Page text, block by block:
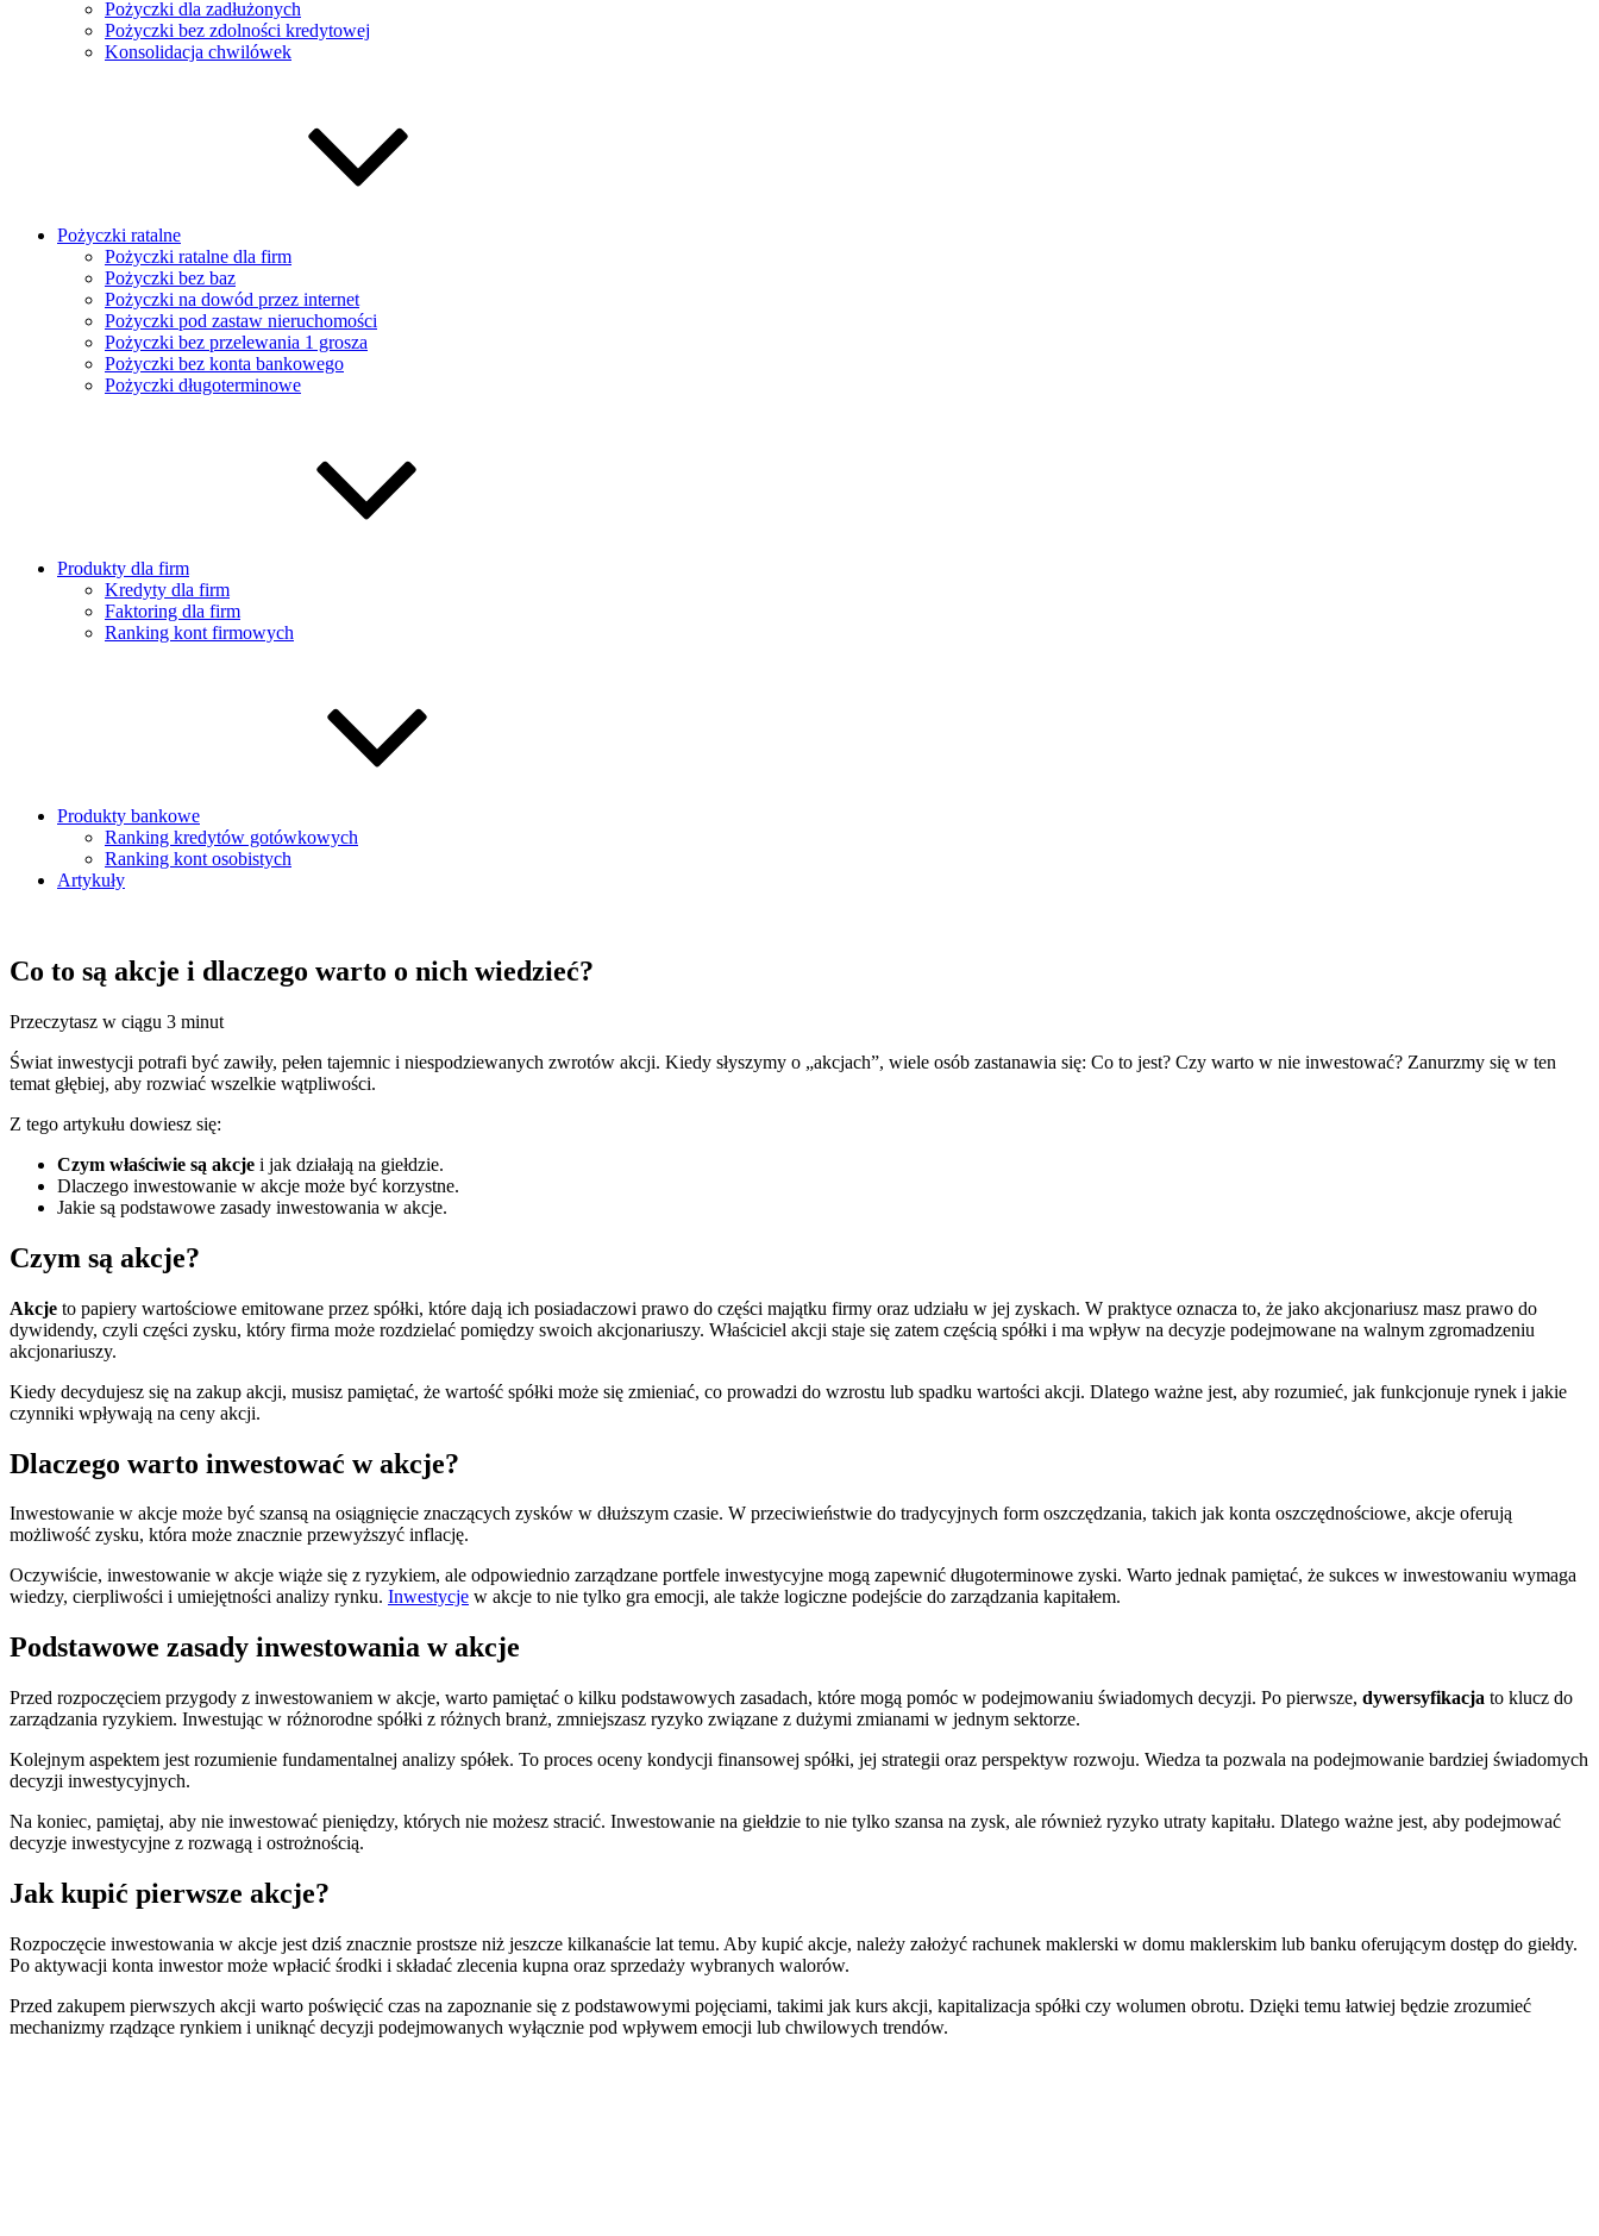
Pożyczki dla zadłużonych
Pożyczki bez zdolności kredytowej
Konsolidacja chwilówek
Pożyczki ratalne
Pożyczki ratalne dla firm
Pożyczki bez baz
Pożyczki na dowód przez internet
Pożyczki pod zastaw nieruchomości
Pożyczki bez przelewania 1 grosza
Pożyczki bez konta bankowego
Pożyczki długoterminowe
Produkty dla firm
Kredyty dla firm
Faktoring dla firm
Ranking kont firmowych
Produkty bankowe
Ranking kredytów gotówkowych
Ranking kont osobistych
Artykuły
Co to są akcje i dlaczego warto o nich wiedzieć?
Przeczytasz w ciągu 3 minut
Świat inwestycji potrafi być zawiły, pełen tajemnic i niespodziewanych zwrotów akcji. Kiedy słyszymy o „akcjach”, wiele osób zastanawia się: Co to jest? Czy warto w nie inwestować? Zanurzmy się w ten
temat głębiej, aby rozwiać wszelkie wątpliwości.
Z tego artykułu dowiesz się:
Czym właściwie są akcje i jak działają na giełdzie.
Dlaczego inwestowanie w akcje może być korzystne.
Jakie są podstawowe zasady inwestowania w akcje.
Czym są akcje?
Akcje to papiery wartościowe emitowane przez spółki, które dają ich posiadaczowi prawo do części majątku firmy oraz udziału w jej zyskach. W praktyce oznacza to, że jako akcjonariusz masz prawo do
dywidendy, czyli części zysku, który firma może rozdzielać pomiędzy swoich akcjonariuszy. Właściciel akcji staje się zatem częścią spółki i ma wpływ na decyzje podejmowane na walnym zgromadzeniu
akcjonariuszy.
Kiedy decydujesz się na zakup akcji, musisz pamiętać, że wartość spółki może się zmieniać, co prowadzi do wzrostu lub spadku wartości akcji. Dlatego ważne jest, aby rozumieć, jak funkcjonuje rynek i jakie
czynniki wpływają na ceny akcji.
Dlaczego warto inwestować w akcje?
Inwestowanie w akcje może być szansą na osiągnięcie znaczących zysków w dłuższym czasie. W przeciwieństwie do tradycyjnych form oszczędzania, takich jak konta oszczędnościowe, akcje oferują
możliwość zysku, która może znacznie przewyższyć inflację.
Oczywiście, inwestowanie w akcje wiąże się z ryzykiem, ale odpowiednio zarządzane portfele inwestycyjne mogą zapewnić długoterminowe zyski. Warto jednak pamiętać, że sukces w inwestowaniu wymaga
wiedzy, cierpliwości i umiejętności analizy rynku. Inwestycje w akcje to nie tylko gra emocji, ale także logiczne podejście do zarządzania kapitałem.
Podstawowe zasady inwestowania w akcje
Przed rozpoczęciem przygody z inwestowaniem w akcje, warto pamiętać o kilku podstawowych zasadach, które mogą pomóc w podejmowaniu świadomych decyzji. Po pierwsze, dywersyfikacja to klucz do
zarządzania ryzykiem. Inwestując w różnorodne spółki z różnych branż, zmniejszasz ryzyko związane z dużymi zmianami w jednym sektorze.
Kolejnym aspektem jest rozumienie fundamentalnej analizy spółek. To proces oceny kondycji finansowej spółki, jej strategii oraz perspektyw rozwoju. Wiedza ta pozwala na podejmowanie bardziej świadomych
decyzji inwestycyjnych.
Na koniec, pamiętaj, aby nie inwestować pieniędzy, których nie możesz stracić. Inwestowanie na giełdzie to nie tylko szansa na zysk, ale również ryzyko utraty kapitału. Dlatego ważne jest, aby podejmować
decyzje inwestycyjne z rozwagą i ostrożnością.
Jak kupić pierwsze akcje?
Rozpoczęcie inwestowania w akcje jest dziś znacznie prostsze niż jeszcze kilkanaście lat temu. Aby kupić akcje, należy założyć rachunek maklerski w domu maklerskim lub banku oferującym dostęp do giełdy.
Po aktywacji konta inwestor może wpłacić środki i składać zlecenia kupna oraz sprzedaży wybranych walorów.
Przed zakupem pierwszych akcji warto poświęcić czas na zapoznanie się z podstawowymi pojęciami, takimi jak kurs akcji, kapitalizacja spółki czy wolumen obrotu. Dzięki temu łatwiej będzie zrozumieć
mechanizmy rządzące rynkiem i uniknąć decyzji podejmowanych wyłącznie pod wpływem emocji lub chwilowych trendów.